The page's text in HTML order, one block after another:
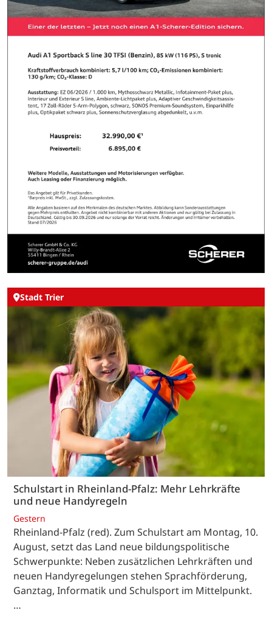
Stadt Trier
Schulstart in Rheinland-Pfalz: Mehr Lehrkräfte
und neue Handyregeln
Gestern
Rheinland-Pfalz (red). Zum Schulstart am Montag, 10.
August, setzt das Land neue bildungspolitische
Schwerpunkte: Neben zusätzlichen Lehrkräften und
neuen Handyregelungen stehen Sprachförderung,
Ganztag, Informatik und Schulsport im Mittelpunkt.
…